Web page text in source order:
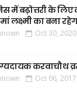
में बढ़ोत्तरी के लिए
लक्ष्मी का बना
Oct 30, 2020
करवाचौथ
Oct 06, 2017